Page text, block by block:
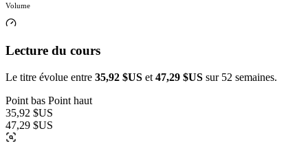
Volume
Lecture du cours
Le titre évolue entre 35,92 $US et 47,29 $US sur 52 semaines.
Point bas Point haut
35,92 $US
47,29 $US